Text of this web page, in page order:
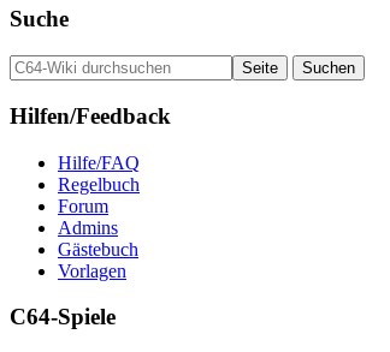
Suche
Hilfen/Feedback
Hilfe/FAQ
Regelbuch
Forum
Admins
Gästebuch
Vorlagen
C64-Spiele